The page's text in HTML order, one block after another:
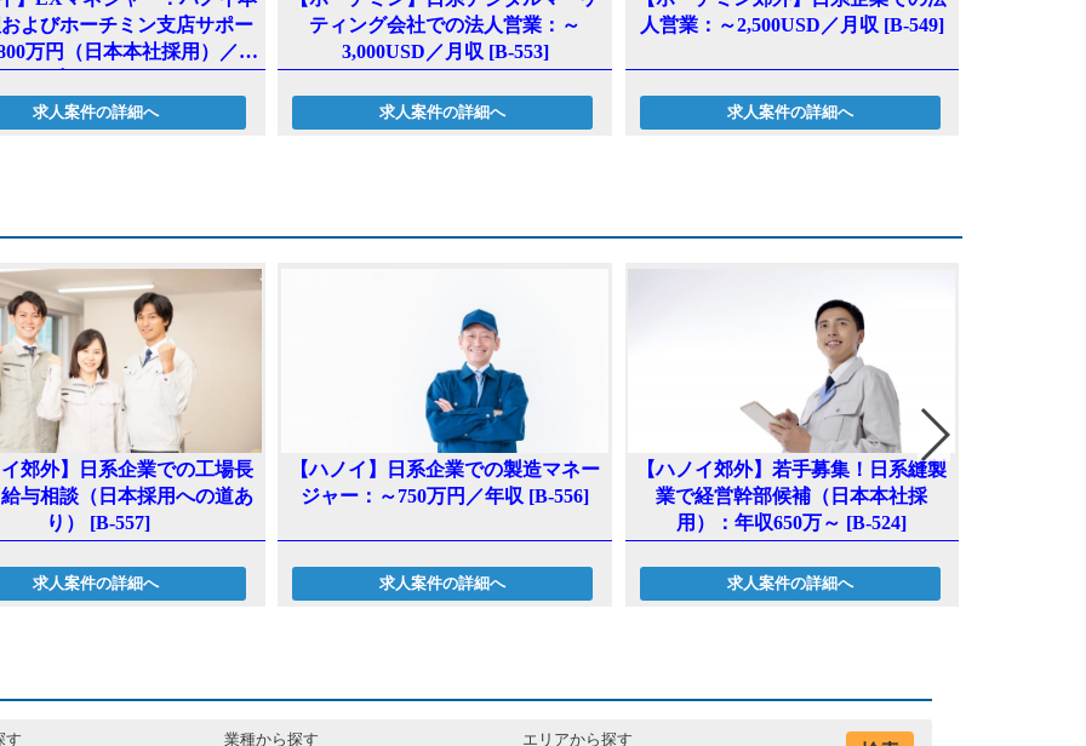
よびホーチミン支店サポー
万円（日本本社採用）／年
求人案件の詳細へ
ティング会社での法人営業：～
3,000USD／月収 [B-553]
求人案件の詳細へ
人営業：～2,500USD／月収 [B-549]
求人案件の詳細へ
郊外】日系企業での工場長
与相談（日本採用への道あ
り） [B-557]
求人案件の詳細へ
【ハノイ】日系企業での製造マネー
ジャー：～750万円／年収 [B-556]
求人案件の詳細へ
【ハノイ郊外】若手募集！日系縫製
業で経営幹部候補（日本本社採
用）：年収650万～ [B-524]
求人案件の詳細へ
す 業種から探す エリアから探す